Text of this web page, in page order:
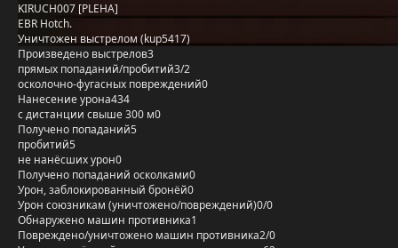
KIRUCH007 [PLEHA]
EBR Hotch.
Уничтожен выстрелом (kup5417)
Произведено выстрелов3
прямых попаданий/пробитий3/2
осколочно-фугасных повреждений0
Нанесение урона434
с дистанции свыше 300 м0
Получено попаданий5
пробитий5
не нанёсших урон0
Получено попаданий осколками0
Урон, заблокированный бронёй0
Урон союзникам (уничтожено/повреждений)0/0
Обнаружено машин противника1
Повреждено/уничтожено машин противника2/0